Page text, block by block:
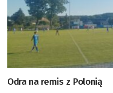
Odra na remis z Polonią